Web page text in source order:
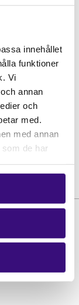
innehållet
funktioner
Vi
annan
och
med.
med annan
de har